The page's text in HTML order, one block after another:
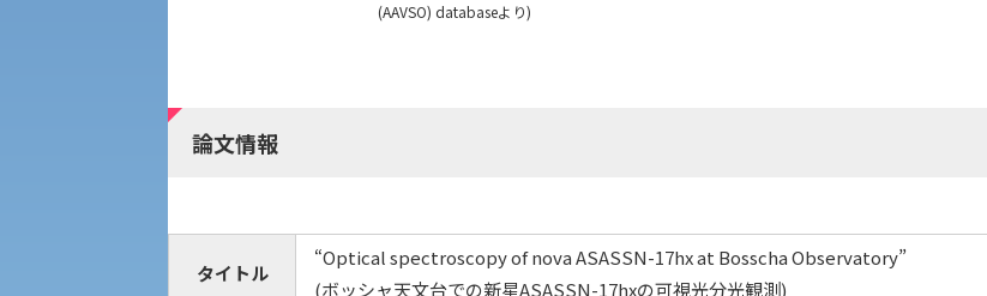
生態系サービス研究センター
京都産業大学 × SDGs
(AAVSO) databaseより)
論文情報
タイトル
“Optical spectroscopy of nova ASASSN-17hx at Bosscha Observatory”
(ボッシャ天文台での新星ASASSN-17hxの可視光分光観測)